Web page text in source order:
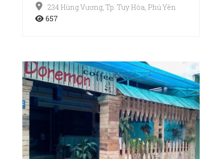
234 Hùng Vương, Tp. Tuy Hòa, Phú Yên
657